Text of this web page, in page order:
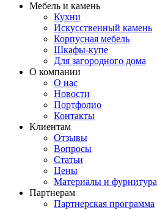
Мебель и камень
Кухни
Искусственный камень
Корпусная мебель
Шкафы-купе
Для загородного дома
О компании
О нас
Новости
Портфолио
Контакты
Клиентам
Отзывы
Вопросы
Статьи
Цены
Материалы и фурнитура
Партнерам
Партнерская программа